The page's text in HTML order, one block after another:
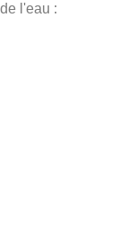
l'eau :